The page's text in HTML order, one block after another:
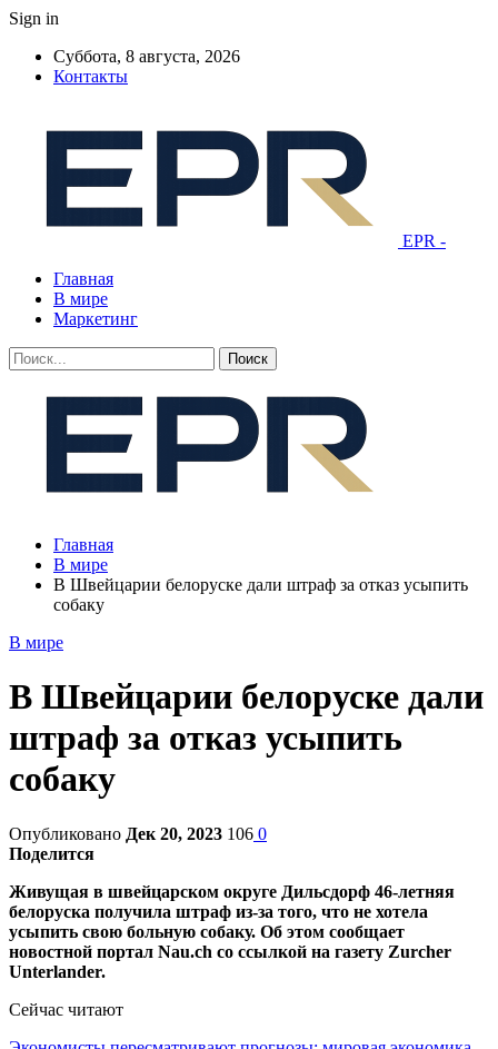
Sign in
Суббота, 8 августа, 2026
Контакты
EPR -
Главная
В мире
Маркетинг
Главная
В мире
В Швейцарии белоруске дали штраф за отказ усыпить
собаку
В мире
В Швейцарии белоруске дали
штраф за отказ усыпить
собаку
Опубликовано Дек 20, 2023 106 0
Поделится
Живущая в швейцарском округе Дильсдорф 46-летняя
белоруска получила штраф из-за того, что не хотела
усыпить свою больную собаку. Об этом сообщает
новостной портал Nau.ch со ссылкой на газету Zurcher
Unterlander.
Сейчас читают